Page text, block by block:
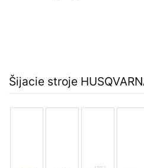
Šijacie stroje